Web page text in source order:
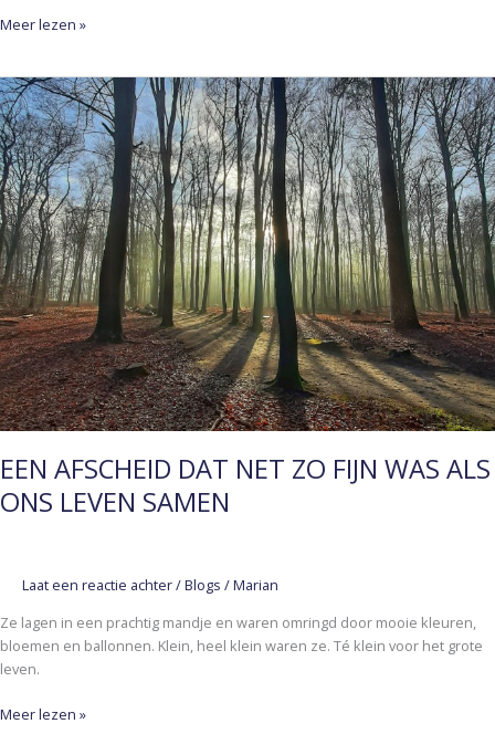
Meer lezen »
EEN AFSCHEID DAT NET ZO FIJN WAS ALS
ONS LEVEN SAMEN
Laat een reactie achter/Blogs /Marian
Ze lagen in een prachtig mandje en waren omringd door mooie kleuren,
bloemen en ballonnen. Klein, heel klein waren ze. Té klein voor het grote
leven.
EEN
AFSCHEID
DAT
NET
ZO
FIJN
WAS
ALS
ONS
LEVEN
SAMEN
Meer lezen »